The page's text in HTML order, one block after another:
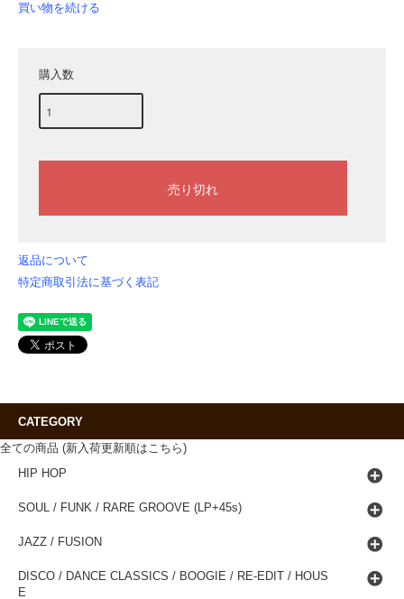
買い物を続ける
購入数
返品について
特定商取引法に基づく表記
CATEGORY
全ての商品 (新入荷更新順はこちら)
HIP HOP
SOUL / FUNK / RARE GROOVE (LP+45s)
JAZZ / FUSION
DISCO / DANCE CLASSICS / BOOGIE / RE-EDIT / HOUS
E